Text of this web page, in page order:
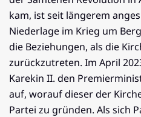
kam, ist seit längerem
Niederlage im Krieg um
die Beziehungen, als die
zurückzutreten. Im April
Karekin II. den
auf, worauf dieser der
Partei zu gründen. Als sich